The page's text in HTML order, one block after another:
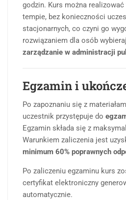
godzin. Kurs można realizować
tempie, bez konieczności
stacjonarnych, co czyni go
rozwiązaniem dla osób
zarządzanie w administracji
Egzamin i
Po zapoznaniu się z
uczestnik przystępuje do
Egzamin składa się z
Warunkiem zaliczenia jest
minimum 60% poprawnych
Po zaliczeniu egzaminu kurs
certyfikat elektroniczny
automatycznie.